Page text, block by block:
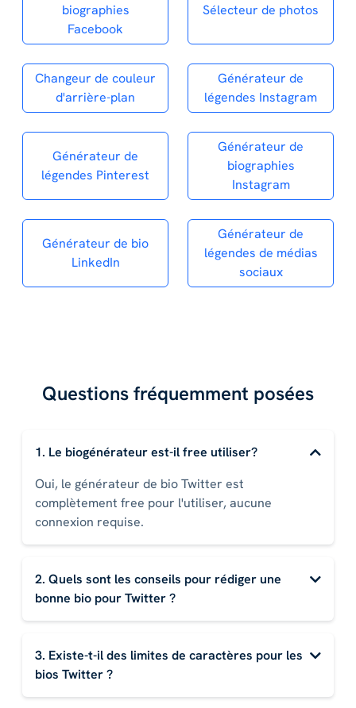
biographies
Facebook
Sélecteur de photos
Changeur de couleur
d'arrière-plan
Générateur de
légendes Instagram
Générateur de
légendes Pinterest
Générateur de
biographies
Instagram
Générateur de bio
LinkedIn
Générateur de
légendes de médias
sociaux
Questions fréquemment posées
1. Le biogénérateur est-il free utiliser?
Oui, le générateur de bio Twitter est
complètement free pour l'utiliser, aucune
connexion requise.
2. Quels sont les conseils pour rédiger une
bonne bio pour Twitter ?
3. Existe-t-il des limites de caractères pour les
bios Twitter ?